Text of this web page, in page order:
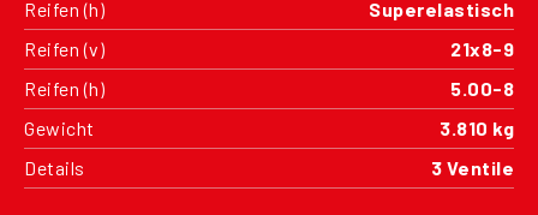
Reifen (h)
Superelastisch
Reifen (v)
21x8-9
Reifen (h)
5.00-8
Gewicht
3.810 kg
Details
3 Ventile